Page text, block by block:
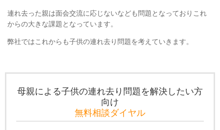
連れ去った親は面会交流に応じないなども問題となっておりこれ
からの大きな課題となっています。
弊社ではこれからも子供の連れ去り問題を考えていきます。
母親による子供の連れ去り問題を解決したい方
向け
無料相談ダイヤル